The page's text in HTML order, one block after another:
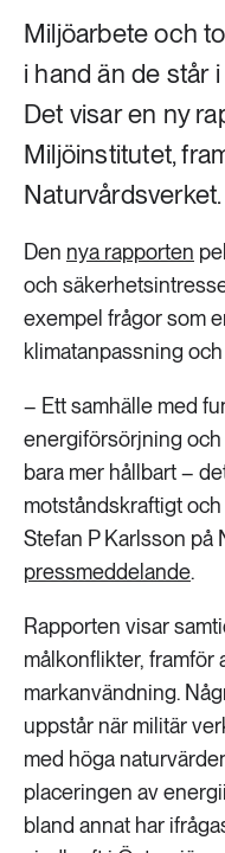
Miljöarbete och
i hand än de står
Det visar en ny
Miljöinstitutet,
Naturvårdsverket.
Den nya rapporten
och
exempel frågor som
klimatanpassning
– Ett samhälle med
energiförsörjning
bara mer hållbart –
motståndskraftigt
Stefan P Karlsson på
pressmeddelande.
Rapporten visar
målkonflikter, framför
markanvändning.
uppstår när militär
med höga
placeringen av
bland annat har